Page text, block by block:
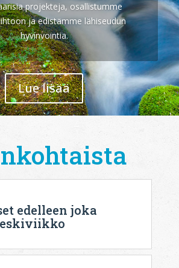
projekteja, osallistumme
ja edistämme lähiseudun
hyvinvointia.
Lue lisää
edelleen joka